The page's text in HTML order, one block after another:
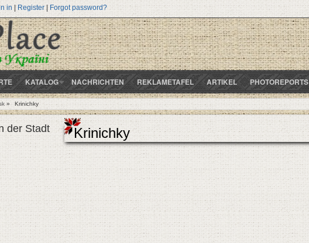
in | Register| Forgot password?
KATALOG NACHRICHTEN REKLAMETAFEL ARTIKEL PHOTOREPORTS
» Krinichky
Krinichky
der Stadt